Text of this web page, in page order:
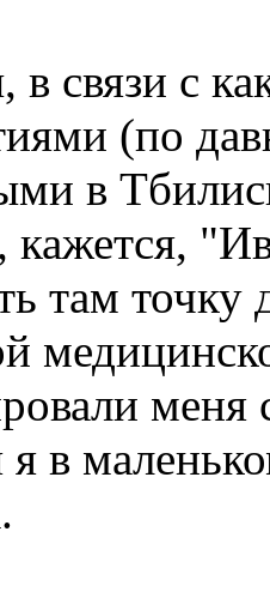
связи с
(по
в
кажется,
там
в